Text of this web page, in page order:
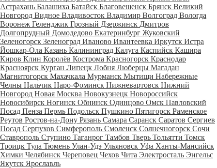
Астрахань Балашиха Батайск Благовещенск Брянск Великий
Новгород Видное Владивосток Владимир Волгоград Вологда
Воронеж Геленджик Грозный Дзержинск Дмитров
Долгопрудный Домодедово Екатеринбург Жуковский
Зеленогорск Зеленоград Иваново Ивантеевка Иркутск Истра
Йошкар-Ола Казань Калининград Калуга Каспийск Кашира
Киров Клин Королёв Кострома Красногорск Краснодар
Красноярск Курган Липецк Лобня Люберцы Магадан
Магнитогорск Махачкала Мурманск Мытищи Набережные
Челны Нальчик Наро-Фоминск Нижневартовск Нижний
Новгород Новая Москва Новокузнецк Новороссийск
Новосибирск Ногинск Обнинск Одинцово Омск Павловский
Посад Пенза Пермь Подольск Пушкино Пятигорск Раменское
Реутов Ростов-на-Дону Рязань Самара Саранск Саратов Сергиев
Посад Серпухов Симферополь Смоленск Солнечногорск Сочи
Ставрополь Ступино Таганрог Тамбов Тверь Тольятти Томск
Троицк Тула Тюмень Улан-Удэ Ульяновск Уфа Ханты-Мансийск
Химки Челябинск Череповец Чехов Чита Электросталь Энгельс
Якутск Ярославль